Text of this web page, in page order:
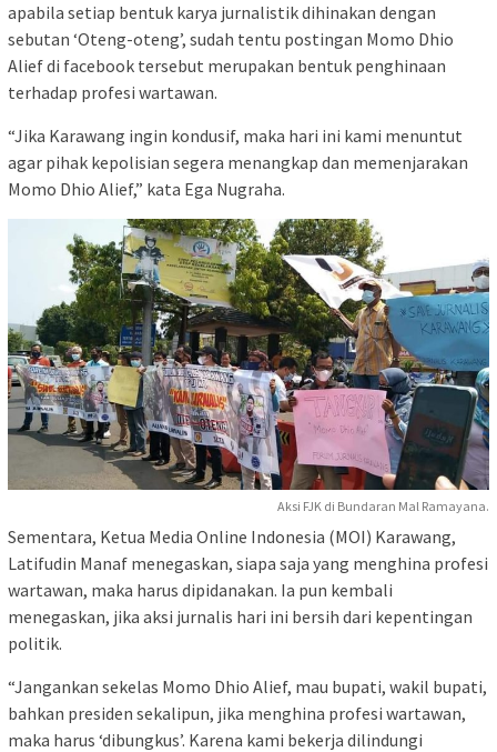
apabila setiap bentuk karya jurnalistik dihinakan dengan
sebutan ‘Oteng-oteng’, sudah tentu postingan Momo Dhio
Alief di facebook tersebut merupakan bentuk penghinaan
terhadap profesi wartawan.
“Jika Karawang ingin kondusif, maka hari ini kami menuntut
agar pihak kepolisian segera menangkap dan memenjarakan
Momo Dhio Alief,” kata Ega Nugraha.
Aksi FJK di Bundaran Mal Ramayana.
Sementara, Ketua Media Online Indonesia (MOI) Karawang,
Latifudin Manaf menegaskan, siapa saja yang menghina profesi
wartawan, maka harus dipidanakan. Ia pun kembali
menegaskan, jika aksi jurnalis hari ini bersih dari kepentingan
politik.
“Jangankan sekelas Momo Dhio Alief, mau bupati, wakil bupati,
bahkan presiden sekalipun, jika menghina profesi wartawan,
maka harus ‘dibungkus’. Karena kami bekerja dilindungi